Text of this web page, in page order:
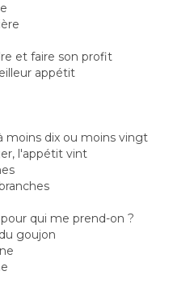
et faire son profit
appétit
moins dix ou moins vingt
l'appétit vint
qui me prend-on ?
goujon